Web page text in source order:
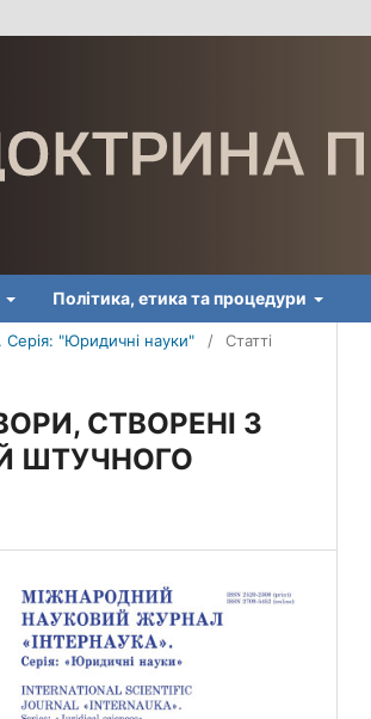
Політика, етика та процедури
"Юридичні науки" / Статті
СТВОРЕНІ З
ШТУЧНОГО